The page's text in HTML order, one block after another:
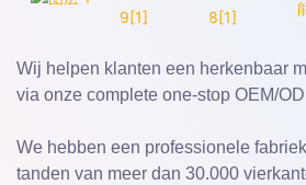
Wij helpen klanten een herkenbaar
via onze complete one-stop OEM/
We hebben een professionele
tanden van meer dan 30.000